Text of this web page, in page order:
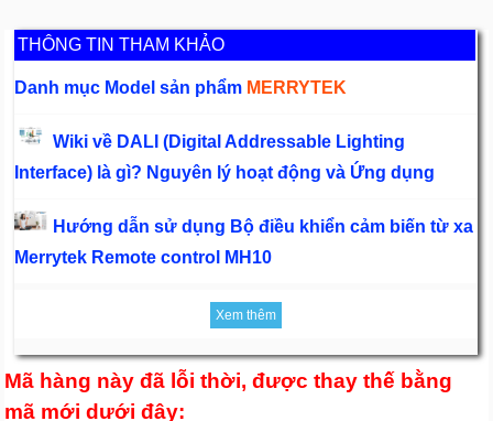
THÔNG TIN THAM KHẢO
Danh mục Model sản phẩm MERRYTEK
Wiki về DALI (Digital Addressable Lighting
Interface) là gì? Nguyên lý hoạt động và Ứng dụng
Hướng dẫn sử dụng Bộ điều khiển cảm biến từ xa
Merrytek Remote control MH10
Xem thêm
Mã hàng này đã lỗi thời, được thay thế bằng
mã mới dưới đây: